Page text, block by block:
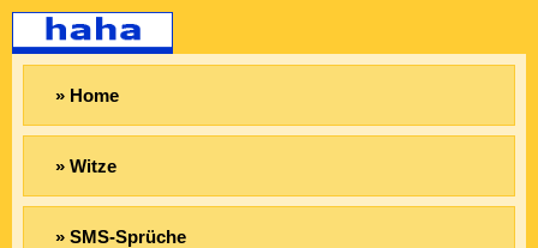
» Home
» Witze
» SMS-Sprüche